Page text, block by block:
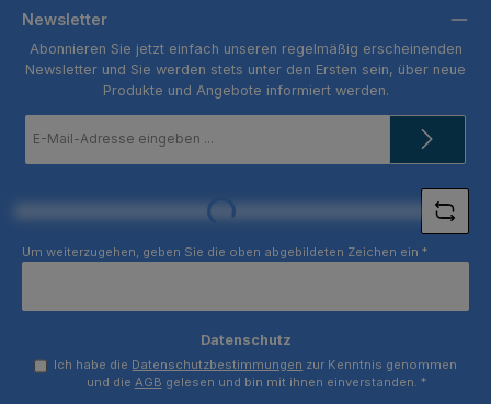
Newsletter
Abonnieren Sie jetzt einfach unseren regelmäßig erscheinenden
Newsletter und Sie werden stets unter den Ersten sein, über neue
Produkte und Angebote informiert werden.
Mail-
Loading...
Um weiterzugehen, geben Sie die oben abgebildeten Zeichen ein *
Datenschutz
Ich habe die Datenschutzbestimmungen zur Kenntnis genommen
und die AGB gelesen und bin mit ihnen einverstanden. *